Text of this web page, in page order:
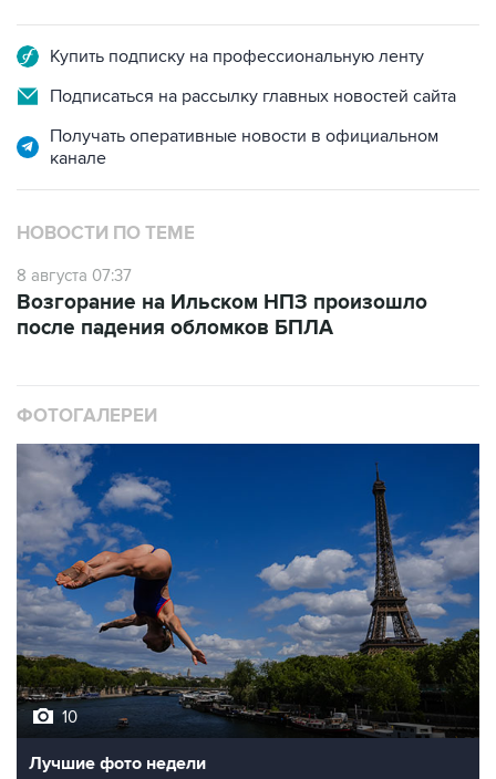
Купить подписку на профессиональную ленту
Подписаться на рассылку главных новостей сайта
Получать оперативные новости в официальном
канале
НОВОСТИ ПО ТЕМЕ
8 августа 07:37
Возгорание на Ильском НПЗ произошло
после падения обломков БПЛА
ФОТОГАЛЕРЕИ
10
Лучшие фото недели